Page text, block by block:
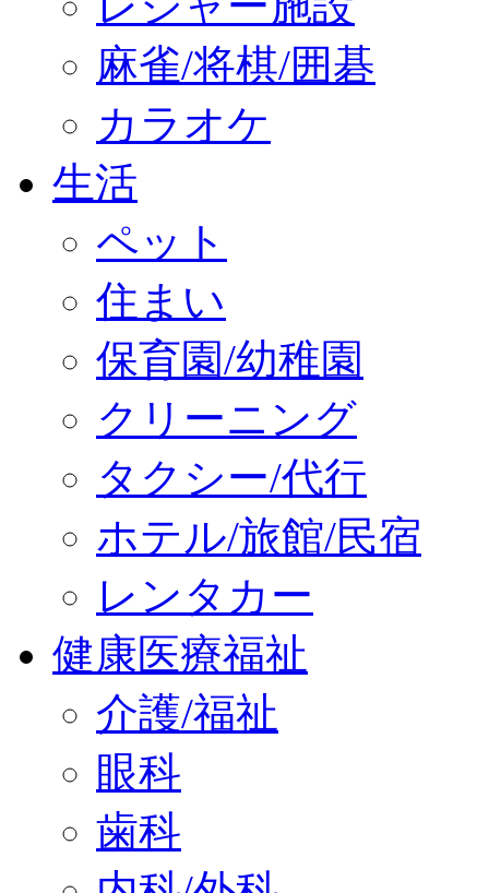
麻雀/将棋/囲碁
カラオケ
生活
ペット
住まい
保育園/幼稚園
クリーニング
タクシー/代行
ホテル/旅館/民宿
レンタカー
健康医療福祉
介護/福祉
眼科
歯科